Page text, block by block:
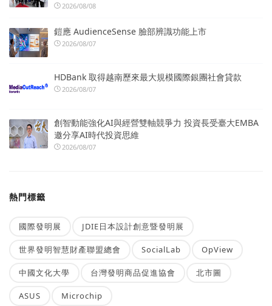
2026/08/08
鎧應 AudienceSense 臉部辨識功能上市
2026/08/07
HDBank 取得越南歷來最大規模國際銀團社會貸款
2026/08/07
創智動能強化AI與經營雙軸競爭力 投資長受臺大EMBA
邀分享AI時代投資思維
2026/08/07
熱門標籤
國際發明展 JDIE日本設計創意暨發明展
世界發明智慧財產聯盟總會 SocialLab OpView
中國文化大學 台灣發明商品促進協會 北市圖
ASUS Microchip